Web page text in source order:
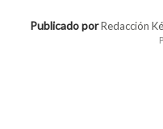
Publicado porRedacción